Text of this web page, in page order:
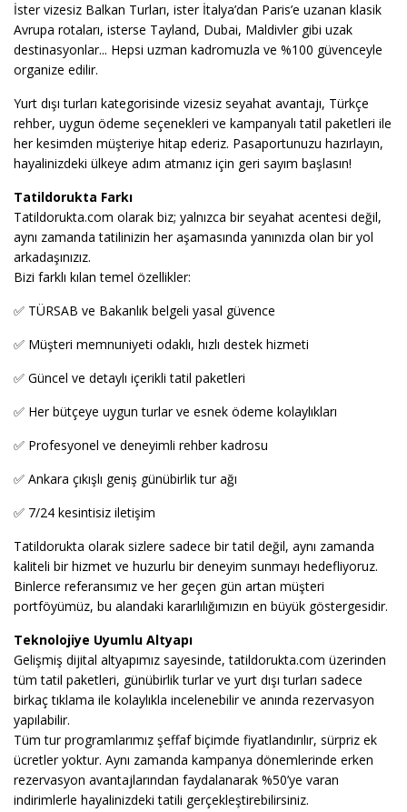
İster vizesiz Balkan Turları, ister İtalya’dan Paris’e uzanan klasik
Avrupa rotaları, isterse Tayland, Dubai, Maldivler gibi uzak
destinasyonlar... Hepsi uzman kadromuzla ve %100 güvenceyle
organize edilir.
Yurt dışı turları kategorisinde vizesiz seyahat avantajı, Türkçe
rehber, uygun ödeme seçenekleri ve kampanyalı tatil paketleri ile
her kesimden müşteriye hitap ederiz. Pasaportunuzu hazırlayın,
hayalinizdeki ülkeye adım atmanız için geri sayım başlasın!
Tatildorukta Farkı
Tatildorukta.com olarak biz; yalnızca bir seyahat acentesi değil,
aynı zamanda tatilinizin her aşamasında yanınızda olan bir yol
arkadaşınızız.
Bizi farklı kılan temel özellikler:
✅ TÜRSAB ve Bakanlık belgeli yasal güvence
✅ Müşteri memnuniyeti odaklı, hızlı destek hizmeti
✅ Güncel ve detaylı içerikli tatil paketleri
✅ Her bütçeye uygun turlar ve esnek ödeme kolaylıkları
✅ Profesyonel ve deneyimli rehber kadrosu
✅ Ankara çıkışlı geniş günübirlik tur ağı
✅ 7/24 kesintisiz iletişim
Tatildorukta olarak sizlere sadece bir tatil değil, aynı zamanda
kaliteli bir hizmet ve huzurlu bir deneyim sunmayı hedefliyoruz.
Binlerce referansımız ve her geçen gün artan müşteri
portföyümüz, bu alandaki kararlılığımızın en büyük göstergesidir.
Teknolojiye Uyumlu Altyapı
Gelişmiş dijital altyapımız sayesinde, tatildorukta.com üzerinden
tüm tatil paketleri, günübirlik turlar ve yurt dışı turları sadece
birkaç tıklama ile kolaylıkla incelenebilir ve anında rezervasyon
yapılabilir.
Tüm tur programlarımız şeffaf biçimde fiyatlandırılır, sürpriz ek
ücretler yoktur. Aynı zamanda kampanya dönemlerinde erken
rezervasyon avantajlarından faydalanarak %50’ye varan
indirimlerle hayalinizdeki tatili gerçekleştirebilirsiniz.